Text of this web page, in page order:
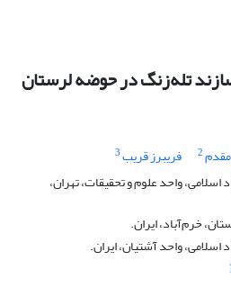
تله‌زنگ در حوضه لرستان
2 فریبرز قریب3
واحد علوم و تحقیقات، تهران،
خرم‌آباد، ایران.
واحد آشتیان، ایران.